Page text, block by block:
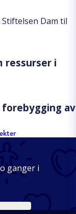
Dam til
ressurser i
av
ganger i